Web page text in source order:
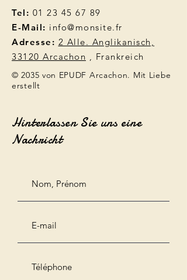
Tel: 01 23 45 67 89
E-Mail: info@monsite.fr
Adresse: 2 Alle. Anglikanisch,
33120 Arcachon , Frankreich
© 2035 von EPUDF Arcachon. Mit Liebe
erstellt
Hinterlassen Sie uns eine
Nachricht